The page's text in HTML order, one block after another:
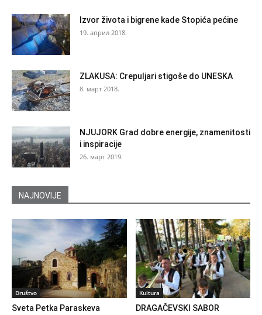
Izvor života i bigrene kade Stopića pećine
19. април 2018.
ZLAKUSA: Crepuljari stigoše do UNESKA
8. март 2018.
NJUJORK Grad dobre energije, znamenitosti
i inspiracije
26. март 2019.
NAJNOVIJE
Društvo
Sveta Petka Paraskeva
Kultura
DRAGAČEVSKI SABOR